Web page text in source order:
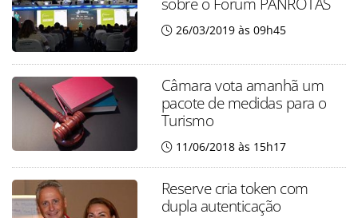
26/03/2019 às 09h45
Câmara vota amanhã um
pacote de medidas para o
Turismo
11/06/2018 às 15h17
Reserve cria token com
dupla autenticação